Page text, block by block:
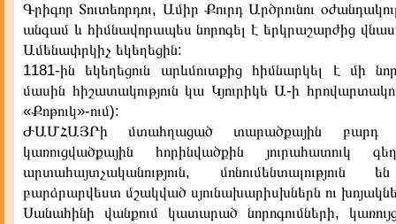
Գրիգոր Տուտեորդու, Ամիր Քուրդ Արծրունու
անգամ և հիմնավորապես նորոգել է երկրաշարժից
Ամենափրկիչ եկեղեցին:
1181-ին եկեղեցուն արևմուտքից հիմնարկել է մի
մասին հիշատակություն կա Կյուրիկե Ա-ի
«Քոթուկ»-ում):
ԺԱՄՀԱՅՐի մտահղացած տարածքային բարդ
կառուցվածքային հորինվածքին յուրահատուկ
արտահայտչականություն, մոնումենտալություն
բարձրարվեստ մշակված սյունախարիսխներն ու
Սանահինի վանքում կատարած նորոգումների,